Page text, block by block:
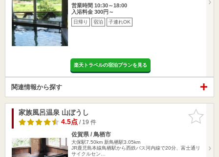
営業時間 10:30～18:00
入浴料金 300円～
日帰り 宿泊 子連れOK
楽天トラベルの宿泊プランを見る
関連情報から探す
お気に入
りに追加
家族風呂温泉 山ぼうし
4.5点/ 19 件
佐賀県 / 鳥栖市
大保駅7.50km 新鳥栖駅3.05km
JR鹿児島本線鳥栖駅から西鉄バス河内線で20分、富士通リ
サイクルセン…